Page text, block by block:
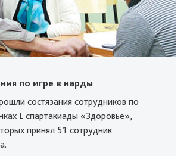
по игре в нарды
состязания сотрудников по
L спартакиады «Здоровье»,
принял 51 сотрудник